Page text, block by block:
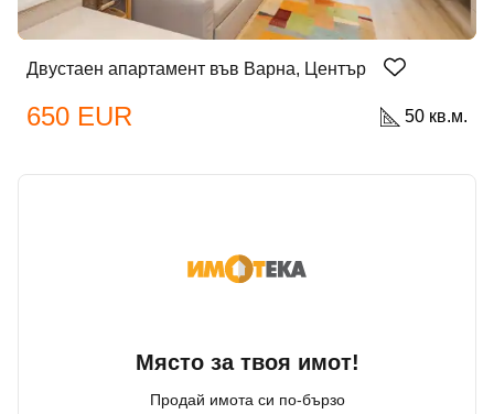
Двустаен апартамент във Варна, Център
650 EUR 50 кв.м.
Място за твоя имот!
Продай имота си по-бързо